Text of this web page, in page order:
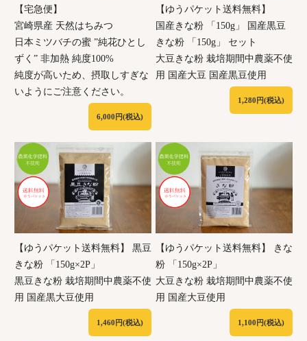
【宅急便】
宮崎県産 天然はちみつ
日本ミツバチの蜜 ”純花ひとし
ずく” 非加熱 純度100%
純度が高いため、摂取しすぎな
いようにご注意ください。
6,000円(税込)
【ゆうパケット送料無料】
国産きな粉 「150g」 国産黒豆
きな粉 「150g」 セット
大豆きな粉 栽培期間中農薬不使
用 国産大豆 国産黒豆使用
1,280円(税込)
【ゆうパケット送料無料】 黒豆
きな粉 「150g×2P」
黒豆きな粉 栽培期間中農薬不使
用 国産黒大豆使用
1,460円(税込)
【ゆうパケット送料無料】 きな
粉 「150g×2P」
大豆きな粉 栽培期間中農薬不使
用 国産大豆使用
1,100円(税込)